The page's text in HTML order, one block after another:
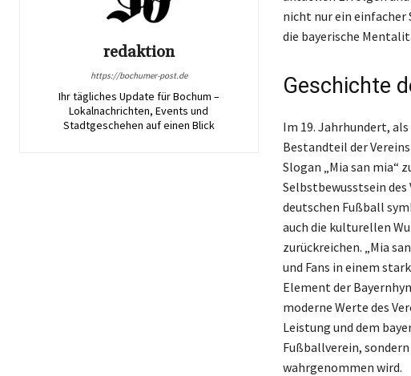
redaktion
https://bochumer-post.de
Ihr tägliches Update für Bochum –
Lokalnachrichten, Events und
Stadtgeschehen auf einen Blick
nicht nur ein einfacher
die bayerische
Geschichte
Im 19. Jahrhundert,
Bestandteil der
Slogan „Mia san mia“
Selbstbewusstsein
deutschen Fußball
auch die kulturellen
zurückreichen. „Mia
und Fans in einem
Element der
moderne Werte des
Leistung und dem
Fußballverein,
wahrgenommen wird.